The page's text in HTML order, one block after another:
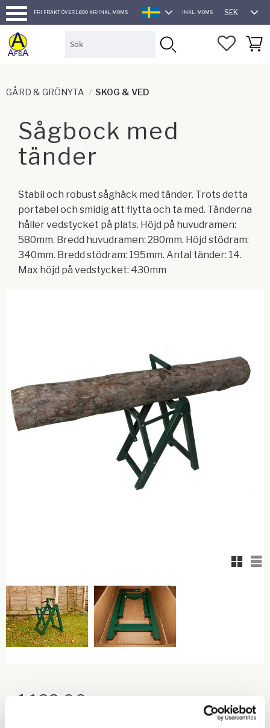
Meny
FRI FRAKT ÖVER 1.600 KR/INKL MOMS
SVENSKA
INKL. MOMS SEK
GÅRD & GRÖNYTA SKOG & VED
Sågbock med
tänder
Stabil och robust såghäck med tänder. Trots detta
portabel och smidig att flytta och ta med. Tänderna
håller vedstycket på plats. Höjd på huvudramen:
580mm. Bredd huvudramen: 280mm. Höjd stödram:
340mm. Bredd stödram: 195mm. Antal tänder: 14.
Max höjd på vedstycket: 430mm
1 182,00